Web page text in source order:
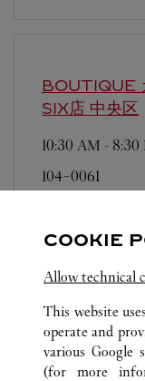
BOUTIQUE
SIX店 中央区
10:30 AM - 8:30
104-0061
ターにて専任
電話での作品
COOKIE
Allow technical
This website
operate and
various Google
(for more